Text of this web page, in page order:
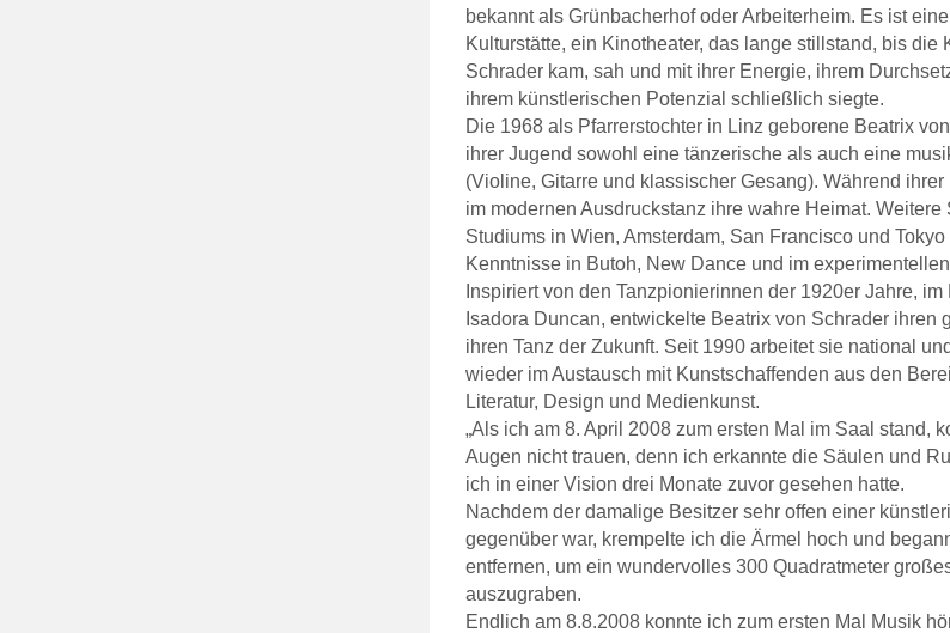
bekannt als Grünbacherhof oder Arbeiterheim. Es ist
Kulturstätte, ein Kinotheater, das lange stillstand, bis die
Schrader kam, sah und mit ihrer Energie, ihrem
ihrem künstlerischen Potenzial schließlich siegte.
Die 1968 als Pfarrerstochter in Linz geborene Beatrix
ihrer Jugend sowohl eine tänzerische als auch eine
(Violine, Gitarre und klassischer Gesang). Während
im modernen Ausdruckstanz ihre wahre Heimat. Weitere
Studiums in Wien, Amsterdam, San Francisco und
Kenntnisse in Butoh, New Dance und im
Inspiriert von den Tanzpionierinnen der 1920er Jahre,
Isadora Duncan, entwickelte Beatrix von Schrader ihren
ihren Tanz der Zukunft. Seit 1990 arbeitet sie national
wieder im Austausch mit Kunstschaffenden aus den
Literatur, Design und Medienkunst.
„Als ich am 8. April 2008 zum ersten Mal im Saal stand,
Augen nicht trauen, denn ich erkannte die Säulen und
ich in einer Vision drei Monate zuvor gesehen hatte.
Nachdem der damalige Besitzer sehr offen einer
gegenüber war, krempelte ich die Ärmel hoch und
entfernen, um ein wundervolles 300 Quadratmeter
auszugraben.
Endlich am 8.8.2008 konnte ich zum ersten Mal Musik